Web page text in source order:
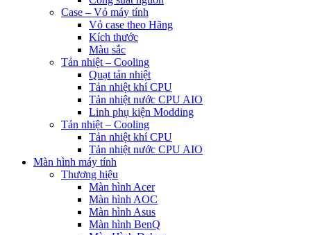
Case – Vỏ máy tính
Vỏ case theo Hãng
Kích thước
Màu sắc
Tản nhiệt – Cooling
Quạt tản nhiệt
Tản nhiệt khí CPU
Tản nhiệt nước CPU AIO
Linh phụ kiện Modding
Tản nhiệt – Cooling
Tản nhiệt khí CPU
Tản nhiệt nước CPU AIO
Màn hình máy tính
Thương hiệu
Màn hình Acer
Màn hình AOC
Màn hình Asus
Màn hình BenQ